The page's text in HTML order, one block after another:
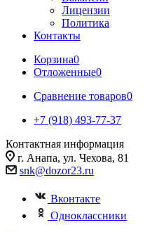
Лицензии
Политика
Контакты
Корзина0
Отложенные0
Сравнение товаров0
+7 (918) 493-77-37
Контактная информация
г. Анапа, ул. Чехова, 81
snk@dozor23.ru
Вконтакте
Одноклассники